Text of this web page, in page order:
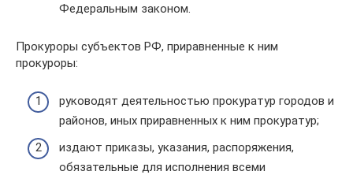
Федеральным законом.
Прокуроры субъектов РФ, приравненные к ним
прокуроры:
руководят деятельностью прокуратур городов и
районов, иных приравненных к ним прокуратур;
издают приказы, указания, распоряжения,
обязательные для исполнения всеми